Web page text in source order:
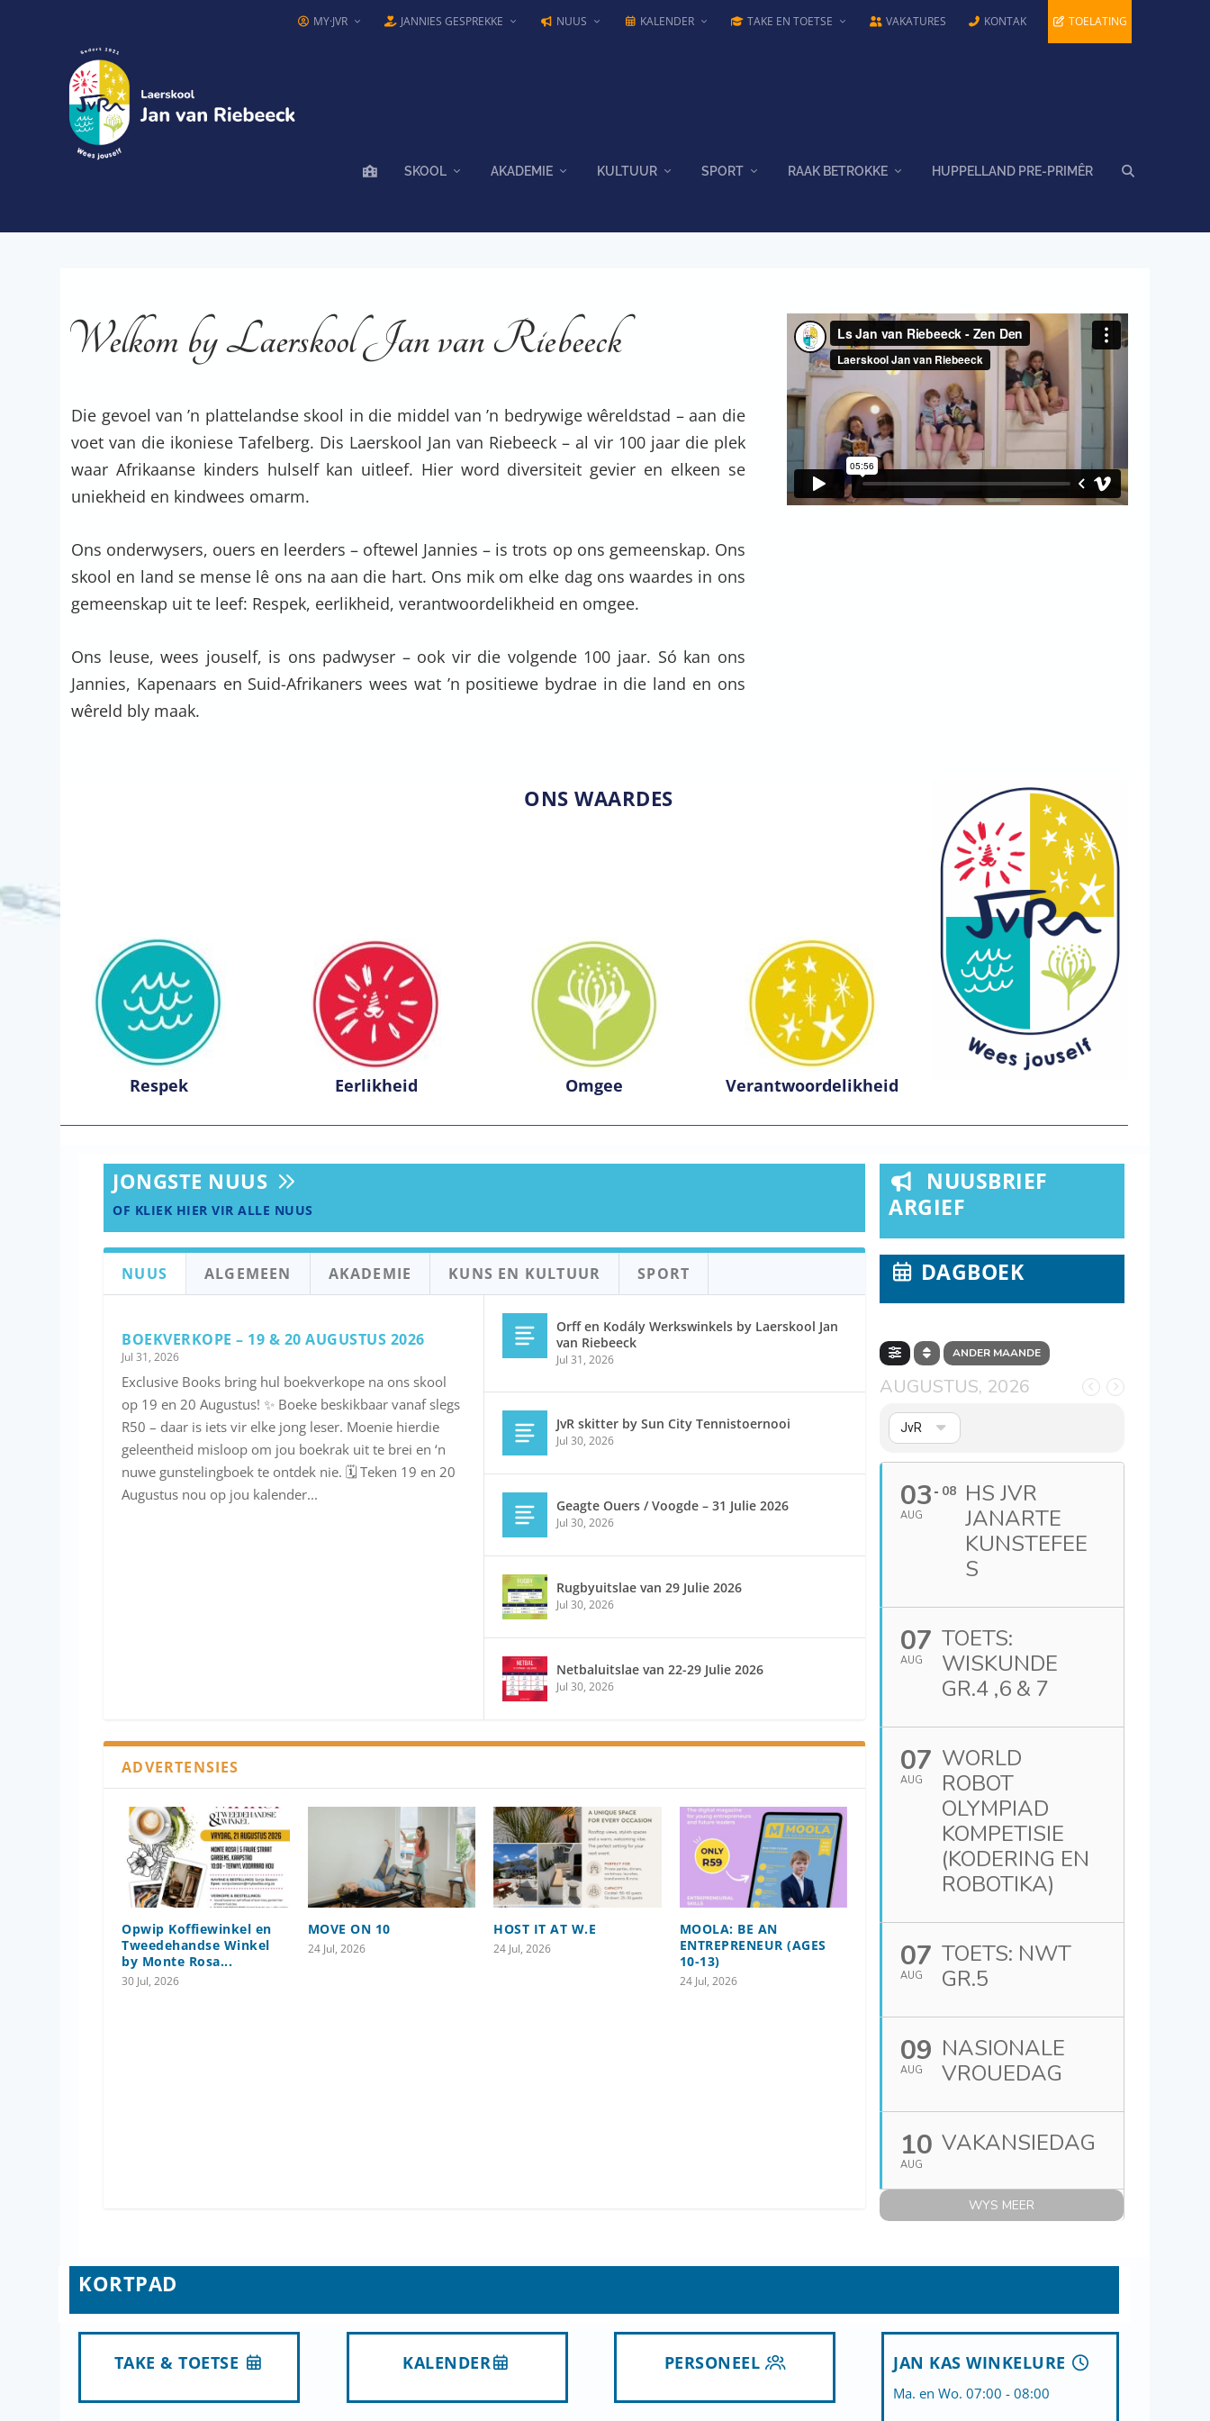
MY·JVR JANNIES GESPREKKE NUUS KALENDER TAKE EN TOETSE VAKATURES KONTAK TOELATING
SKOOL AKADEMIE KULTUUR SPORT RAAK BETROKKE HUPPELLAND PRE-PRIMÊR
Welkom by Laerskool Jan van Riebeeck
Die gevoel van ’n plattelandse skool in die middel van ’n bedrywige wêreldstad – aan die
voet van die ikoniese Tafelberg. Dis Laerskool Jan van Riebeeck – al vir 100 jaar die plek
waar Afrikaanse kinders hulself kan uitleef. Hier word diversiteit gevier en elkeen se
uniekheid en kindwees omarm.
Ons onderwysers, ouers en leerders – oftewel Jannies – is trots op ons gemeenskap. Ons
skool en land se mense lê ons na aan die hart. Ons mik om elke dag ons waardes in ons
gemeenskap uit te leef: Respek, eerlikheid, verantwoordelikheid en omgee.
Ons leuse, wees jouself, is ons padwyser – ook vir die volgende 100 jaar. Só kan ons
Jannies, Kapenaars en Suid-Afrikaners wees wat ’n positiewe bydrae in die land en ons
wêreld bly maak.
ONS WAARDES
Respek Eerlikheid Omgee Verantwoordelikheid
JONGSTE NUUS
OF KLIEK HIER VIR ALLE NUUS
NUUS ALGEMEEN AKADEMIE KUNS EN KULTUUR SPORT
BOEKVERKOPE – 19 & 20 AUGUSTUS 2026
Jul 31, 2026
Exclusive Books bring hul boekverkope na ons skool
op 19 en 20 Augustus! ✨ Boeke beskikbaar vanaf slegs
R50 – daar is iets vir elke jong leser. Moenie hierdie
geleentheid misloop om jou boekrak uit te brei en ‘n
nuwe gunstelingboek te ontdek nie. 🗓️ Teken 19 en 20
Augustus nou op jou kalender...
Orff en Kodály Werkswinkels by Laerskool Jan
van Riebeeck
Jul 31, 2026
JvR skitter by Sun City Tennistoernooi
Jul 30, 2026
Geagte Ouers / Voogde – 31 Julie 2026
Jul 30, 2026
Rugbyuitslae van 29 Julie 2026
Jul 30, 2026
Netbaluitslae van 22-29 Julie 2026
Jul 30, 2026
ADVERTENSIES
Opwip Koffiewinkel en
Tweedehandse Winkel
by Monte Rosa...
30 Jul, 2026
MOVE ON 10
24 Jul, 2026
HOST IT AT W.E
24 Jul, 2026
MOOLA: BE AN
ENTREPRENEUR (AGES
10-13)
24 Jul, 2026
NUUSBRIEF
ARGIEF
DAGBOEK
ANDER MAANDE
AUGUSTUS, 2026
JvR
03
AUG
08
HS JVR
JANARTE
KUNSTEFEE
S
07
AUG
TOETS:
WISKUNDE
GR.4 ,6 & 7
07
AUG
WORLD
ROBOT
OLYMPIAD
KOMPETISIE
(KODERING EN
ROBOTIKA)
07
AUG
TOETS: NWT
GR.5
09
AUG
NASIONALE
VROUEDAG
10
AUG
VAKANSIEDAG
WYS MEER
KORTPAD
TAKE & TOETSE KALENDER PERSONEEL JAN KAS WINKELURE
Ma. en Wo. 07:00 - 08:00